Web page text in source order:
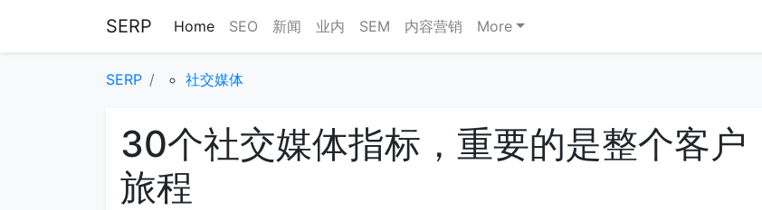
SERP Home SEO 新闻 业内 SEM 内容营销 More
SERP 社交媒体
30个社交媒体指标，重要的是整个客户
旅程